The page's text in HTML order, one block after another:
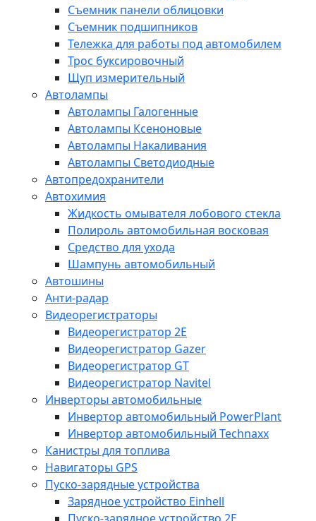
Съемник панели облицовки
Съемник подшипников
Тележка для работы под автомобилем
Трос буксировочный
Щуп измерительный
Автолампы
Автолампы Галогенные
Автолампы Ксеноновые
Автолампы Накаливания
Автолампы Светодиодные
Автопредохранители
Автохимия
Жидкость омывателя лобового стекла
Полироль автомобильная восковая
Средство для ухода
Шампунь автомобильный
Автошины
Анти-радар
Видеорегистраторы
Видеорегистратор 2E
Видеорегистратор Gazer
Видеорегистратор GT
Видеорегистратор Navitel
Инверторы автомобильные
Инвертор автомобильный PowerPlant
Инвертор автомобильный Technaxx
Канистры для топлива
Навигаторы GPS
Пуско-зарядные устройства
Зарядное устройство Einhell